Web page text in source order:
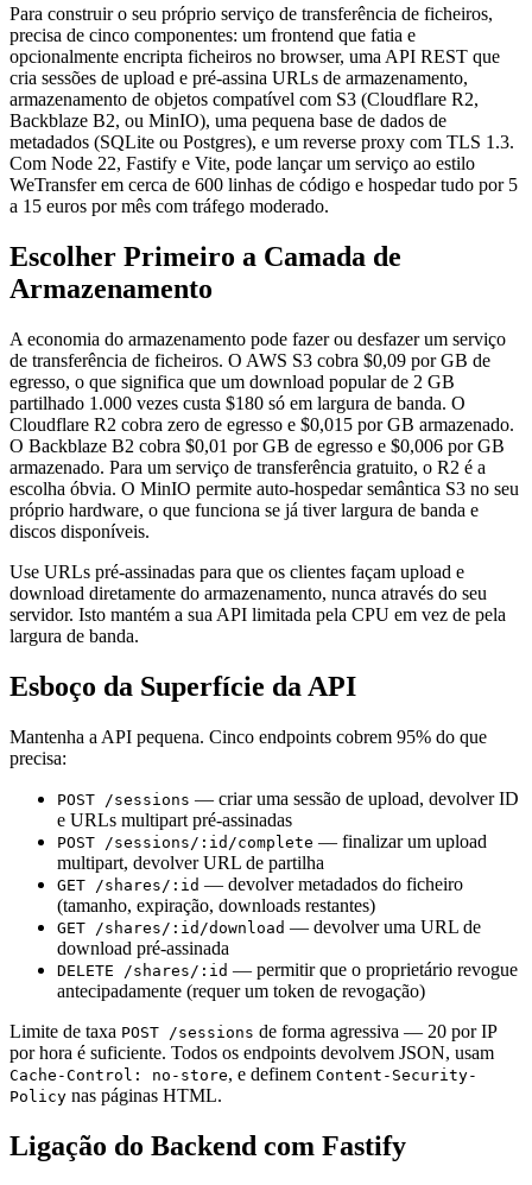
Para construir o seu próprio serviço de transferência de ficheiros,
precisa de cinco componentes: um frontend que fatia e
opcionalmente encripta ficheiros no browser, uma API REST que
cria sessões de upload e pré-assina URLs de armazenamento,
armazenamento de objetos compatível com S3 (Cloudflare R2,
Backblaze B2, ou MinIO), uma pequena base de dados de
metadados (SQLite ou Postgres), e um reverse proxy com TLS 1.3.
Com Node 22, Fastify e Vite, pode lançar um serviço ao estilo
WeTransfer em cerca de 600 linhas de código e hospedar tudo por 5
a 15 euros por mês com tráfego moderado.
Escolher Primeiro a Camada de
Armazenamento
A economia do armazenamento pode fazer ou desfazer um serviço
de transferência de ficheiros. O AWS S3 cobra $0,09 por GB de
egresso, o que significa que um download popular de 2 GB
partilhado 1.000 vezes custa $180 só em largura de banda. O
Cloudflare R2 cobra zero de egresso e $0,015 por GB armazenado.
O Backblaze B2 cobra $0,01 por GB de egresso e $0,006 por GB
armazenado. Para um serviço de transferência gratuito, o R2 é a
escolha óbvia. O MinIO permite auto-hospedar semântica S3 no seu
próprio hardware, o que funciona se já tiver largura de banda e
discos disponíveis.
Use URLs pré-assinadas para que os clientes façam upload e
download diretamente do armazenamento, nunca através do seu
servidor. Isto mantém a sua API limitada pela CPU em vez de pela
largura de banda.
Esboço da Superfície da API
Mantenha a API pequena. Cinco endpoints cobrem 95% do que
precisa:
POST /sessions — criar uma sessão de upload, devolver ID
e URLs multipart pré-assinadas
POST /sessions/:id/complete — finalizar um upload
multipart, devolver URL de partilha
GET /shares/:id — devolver metadados do ficheiro
(tamanho, expiração, downloads restantes)
GET /shares/:id/download — devolver uma URL de
download pré-assinada
DELETE /shares/:id — permitir que o proprietário revogue
antecipadamente (requer um token de revogação)
Limite de taxa POST /sessions de forma agressiva — 20 por IP
por hora é suficiente. Todos os endpoints devolvem JSON, usam
Cache-Control: no-store, e definem Content-Security-
Policy nas páginas HTML.
Ligação do Backend com Fastify